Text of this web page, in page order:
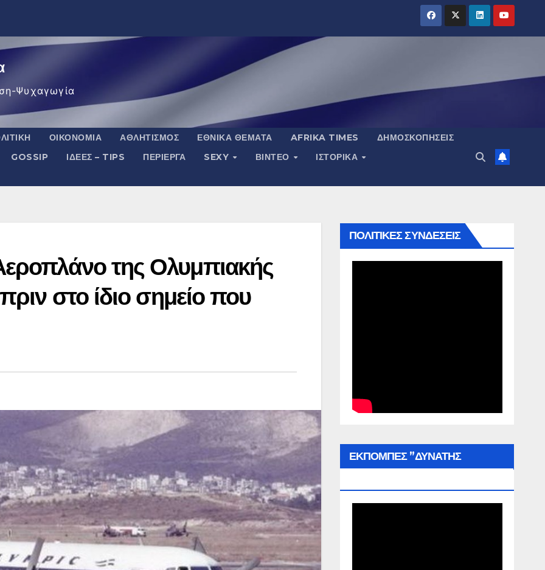
Ψυχαγωγία
ΟΙΚΟΝΟΜΊΑ ΑΘΛΗΤΙΣΜΌΣ ΕΘΝΙΚΆ ΘΈΜΑΤΑ AFRIKA TIMES
ΔΗΜΟΣΚΟΠΉΣΕΙΣ
GOSSIP ΙΔΈΕΣ – TIPS ΠΕΡΊΕΡΓΑ SEXY ΒΙΝΤΕΟ
ΙΣΤΟΡΙΚΆ
της Ολυμπιακής
στο ίδιο σημείο που
ΠΟΛΙΤΙΚΕΣ ΣΥΝΔΕΣΕΙΣ
ΕΚΠΟΜΠΕΣ ”ΔΥΝΑΤΗΣ